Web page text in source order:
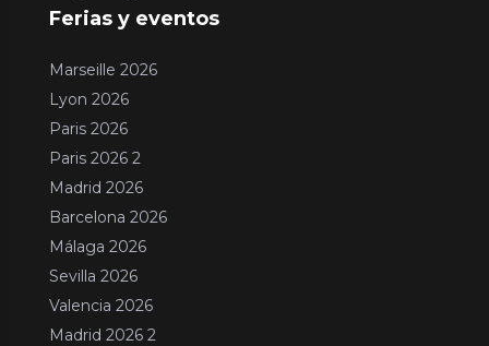
Ferias y eventos
Marseille 2026
Lyon 2026
Paris 2026
Paris 2026 2
Madrid 2026
Barcelona 2026
Málaga 2026
Sevilla 2026
Valencia 2026
Madrid 2026 2